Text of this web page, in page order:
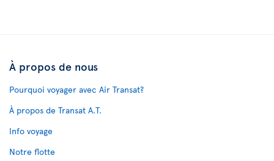
À propos de nous
Pourquoi voyager avec Air Transat?
À propos de Transat A.T.
Info voyage
Notre flotte